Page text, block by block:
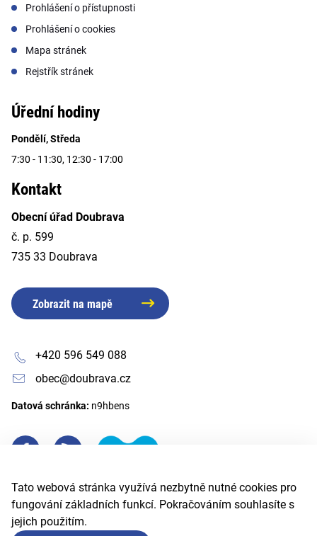
Tato webová stránka využívá nezbytně nutné cookies pro
fungování základních funkcí. Pokračováním souhlasíte s
jejich použitím.
Prohlášení o přístupnosti
Prohlášení o cookies
Mapa stránek
Rejstřík stránek
Úřední hodiny
Pondělí, Středa
7:30 - 11:30, 12:30 - 17:00
Kontakt
Obecní úřad Doubrava
č. p. 599
735 33 Doubrava
Zobrazit na mapě
+420 596 549 088
obec@doubrava.cz
Datová schránka: n9hbens